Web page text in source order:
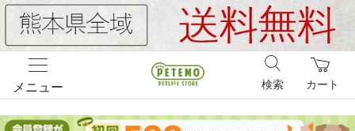
メニュー カート
検索